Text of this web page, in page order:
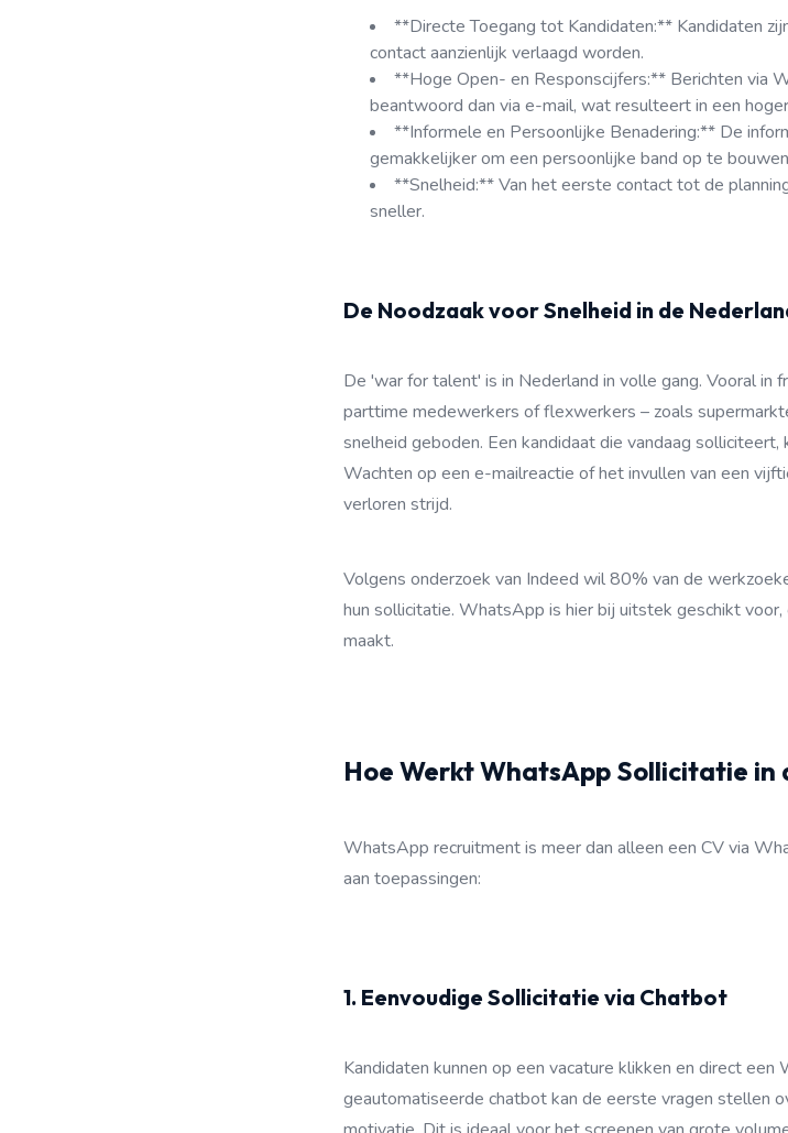
**Directe Toegang tot Kandidaten:** Kandidaten
contact aanzienlijk verlaagd worden.
**Hoge Open- en Responscijfers:** Berichten via
beantwoord dan via e-mail, wat resulteert in een
**Informele en Persoonlijke Benadering:** De
gemakkelijker om een persoonlijke band op te
**Snelheid:** Van het eerste contact tot de
sneller.
De Noodzaak voor Snelheid in de
De 'war for talent' is in Nederland in volle gang. Vooral in
parttime medewerkers of flexwerkers – zoals
snelheid geboden. Een kandidaat die vandaag
Wachten op een e-mailreactie of het invullen van een
verloren strijd.
Volgens onderzoek van Indeed wil 80% van de
hun sollicitatie. WhatsApp is hier bij uitstek geschikt
maakt.
Hoe Werkt WhatsApp Sollicitatie in
WhatsApp recruitment is meer dan alleen een CV via
aan toepassingen:
1. Eenvoudige Sollicitatie via Chatbot
Kandidaten kunnen op een vacature klikken en direct
geautomatiseerde chatbot kan de eerste vragen stellen